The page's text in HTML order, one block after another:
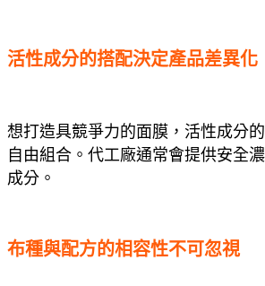
活性成分的搭配決定產品差異化
想打造具競爭力的面膜，活性成分
自由組合。代工廠通常會提供安全
成分。
布種與配方的相容性不可忽視